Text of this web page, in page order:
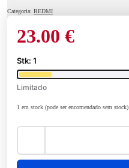
Categoria: REDMI
23.00 €
Stk: 1
Limitado
1 em stock (pode ser encomendado sem stock)